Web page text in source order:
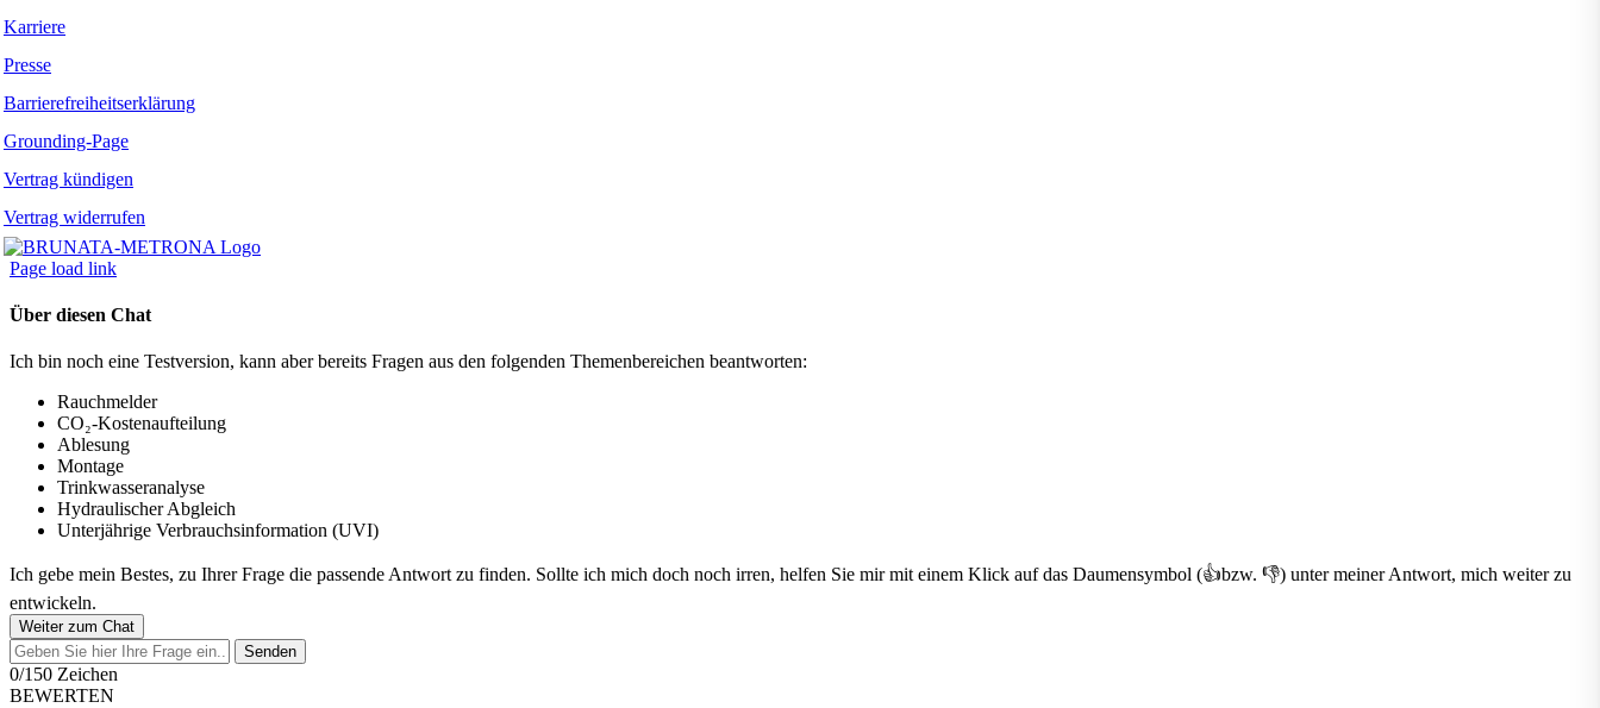
Karriere
Presse
Barrierefreiheitserklärung
Grounding-Page
Vertrag kündigen
Vertrag widerrufen
Page load link
Über diesen Chat
Ich bin noch eine Testversion, kann aber bereits Fragen aus den folgenden Themenbereichen beantworten:
Rauchmelder
CO₂-Kostenaufteilung
Ablesung
Montage
Trinkwasseranalyse
Hydraulischer Abgleich
Unterjährige Verbrauchsinformation (UVI)
Ich gebe mein Bestes, zu Ihrer Frage die passende Antwort zu finden. Sollte ich mich doch noch irren, helfen Sie mir mit einem Klick auf das Daumensymbol (👍bzw. 👎) unter meiner Antwort, mich weiter zu
entwickeln.
Weiter zum Chat
Senden
0/150 Zeichen
BEWERTEN